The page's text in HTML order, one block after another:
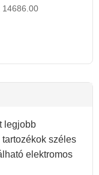
14686.00
legjobb
széles
elektromos